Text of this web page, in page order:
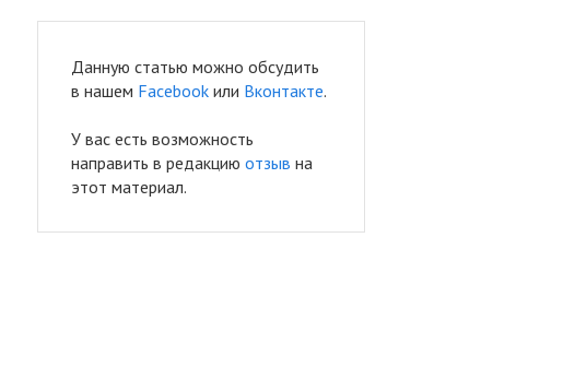
Данную статью можно обсудить
в нашем Facebook или Вконтакте.
У вас есть возможность
направить в редакцию отзыв на
этот материал.